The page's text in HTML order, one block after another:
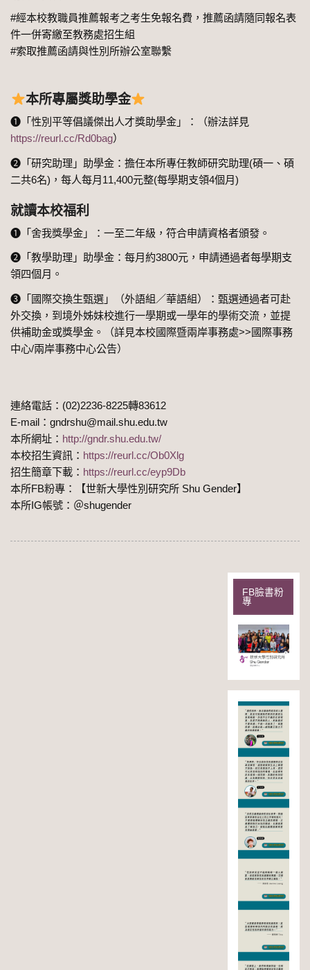
#經本校教職員推薦報考之考生免報名費，推薦函請隨同報名表
件一併寄繳至教務處招生組
#索取推薦函請與性別所辦公室聯繫
本所專屬獎助學金
➊「性別平等倡議傑出人才獎助學金」：（辦法詳見
https://reurl.cc/Rd0bag）
➋「研究助理」助學金：擔任本所專任教師研究助理(碩一、碩
二共6名)，每人每月11,400元整(每學期支領4個月)
就讀本校福利
➊「舍我獎學金」：一至二年級，符合申請資格者頒發。
➋「教學助理」助學金：每月約3800元，申請通過者每學期支
領四個月。
➌「國際交換生甄選」（外語組／華語組）：甄選通過者可赴
外交換，到境外姊妹校進行一學期或一學年的學術交流，並提
供補助金或獎學金。（詳見本校國際暨兩岸事務處>>國際事務
中心/兩岸事務中心公告）
連絡電話：(02)2236-8225轉83612
E-mail：gndrshu@mail.shu.edu.tw
本所網址： http://gndr.shu.edu.tw/
本校招生資訊： https://reurl.cc/Ob0Xlg
招生簡章下載： https://reurl.cc/eyp9Db
本所FB粉專：【世新大學性別研究所 Shu Gender】
本所IG帳號：＠shugender
FB臉書粉
專